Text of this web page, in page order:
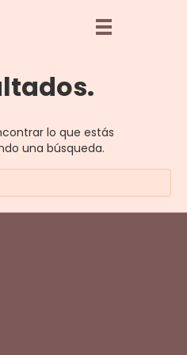
lo que estás
una búsqueda.